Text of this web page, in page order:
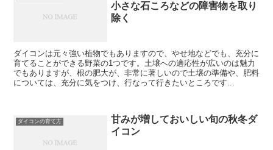
小さな石ころなどの障害物を取り
除く
ダイコンは元々強い植物でもありますので、やせ地などでも、充分に
育てることができる野菜の1つです。土壌への適応性が広いのは魅力
でもありますが、根の肥大が、非常に著しいので土壌の準備や、肥料
については、充分に気をつけ、行なって行きたいところです...
ダイコンの育て方
甘みが増しておいしい旬の秋冬ダ
イコン